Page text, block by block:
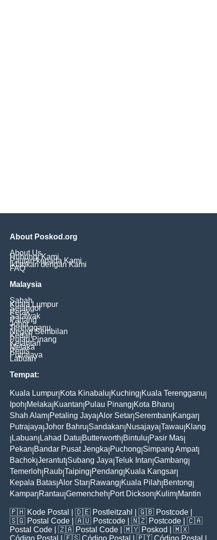
About Poskod.org
About Us
Hubungi Kami
Pautan kepada Kami
Iklankan dengan Kami
FAQ
Malaysia
Sabah
Kuala Lumpur
Selangor
Perak
Sarawak
Pahang
Johor
Terengganu
Negeri Sembilan
Kedah
Pulau Pinang
Kelantan
Melaka
Perlis
Putrajaya
Labuan
Tempat:
Kuala Lumpur Kota Kinabalu Kuching Kuala Terengganu
Ipoh Melaka Kuantan Pulau Pinang Kota Bharu
Shah Alam Petaling Jaya Alor Setar Seremban Kangar
Putrajaya Johor Bahru Sandakan Nusajaya Tawau Klang
Labuan Lahad Datu Butterworth Bintulu Pasir Mas
Pekan Bandar Pusat Jengka Puchong Simpang Ampat|
Bachok Jerantut| Subang Jaya Teluk Intan Gambang
Temerloh Raub Taiping Pendang Kuala Kangsar
Kepala Batas Alor Star Rawang Kuala Pilah Bentong
Kampar Rantau Gemencheh Port Dickson Kulim Mantin
🇵🇭 Kode Postal | 🇩🇪 Postleitzahl | 🇬🇧 Postcode
🇸🇬 Postal Code | 🇦🇺 Postcode | 🇳🇿 Postcode | 🇨🇦
Postal Code | 🇿🇦 Postal Code | 🇲🇾 Poskod
| 🇲🇽